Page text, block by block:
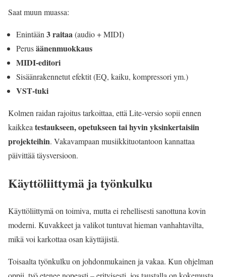
Saat muun muassa:
Enintään 3 raitaa(audio + MIDI)
Perusäänenmuokkaus
MIDI‑editori
Sisäänrakennetut efektit (EQ, kaiku, kompressori ym.)
VST‑tuki
Kolmen raidan rajoitus tarkoittaa, että Lite‑versio sopii ennen
kaikkea testaukseen, opetukseen tai hyvin yksinkertaisiin
projekteihin. Vakavampaan musiikkituotantoon kannattaa
päivittää täysversioon.
Käyttöliittymä ja työnkulku
Käyttöliittymä on toimiva, mutta ei rehellisesti sanottuna kovin
moderni. Kuvakkeet ja valikot tuntuvat hieman vanhahtavilta,
mikä voi karkottaa osan käyttäjistä.
Toisaalta työnkulku on johdonmukainen ja vakaa. Kun ohjelman